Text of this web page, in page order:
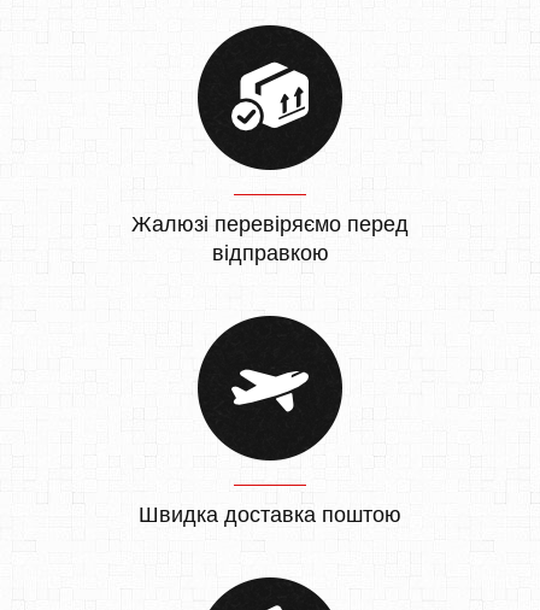
Жалюзі перевіряємо перед
відправкою
Швидка доставка поштою